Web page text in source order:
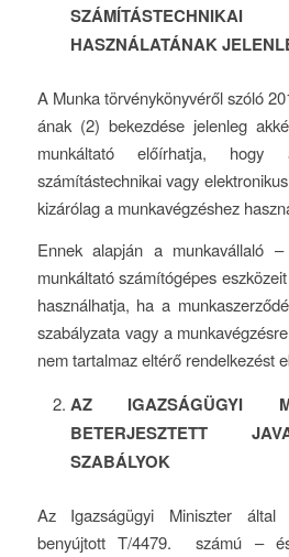
HASZNÁLATÁNAK
A Munka törvénykönyvéről szóló
ának (2) bekezdése jelenleg
munkáltató előírhatja,
számítástechnikai vagy
kizárólag a munkavégzéshez
Ennek alapján a munkavállaló
munkáltató számítógépes
használhatja, ha a
szabályzata vagy a
nem tartalmaz eltérő rendelkezést
AZ IGAZSÁGÜGYI
BETERJESZTETT
SZABÁLYOK
Az Igazságügyi Miniszter
benyújtott T/4479. számú –